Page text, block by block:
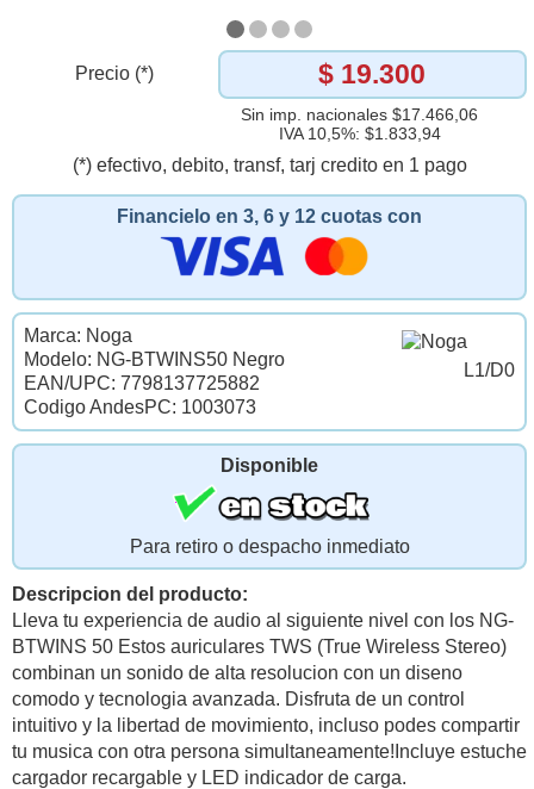
Precio (*) $ 19.300
Sin imp. nacionales $17.466,06
IVA 10,5%: $1.833,94
(*) efectivo, debito, transf, tarj credito en 1 pago
Financielo en 3, 6 y 12 cuotas con
L1/D0
Marca: Noga
Modelo: NG-BTWINS50 Negro
EAN/UPC: 7798137725882
Codigo AndesPC: 1003073
Disponible
Para retiro o despacho inmediato
Descripcion del producto:
Lleva tu experiencia de audio al siguiente nivel con los NG-
BTWINS 50 Estos auriculares TWS (True Wireless Stereo)
combinan un sonido de alta resolucion con un diseno
comodo y tecnologia avanzada. Disfruta de un control
intuitivo y la libertad de movimiento, incluso podes compartir
tu musica con otra persona simultaneamente!Incluye estuche
cargador recargable y LED indicador de carga.